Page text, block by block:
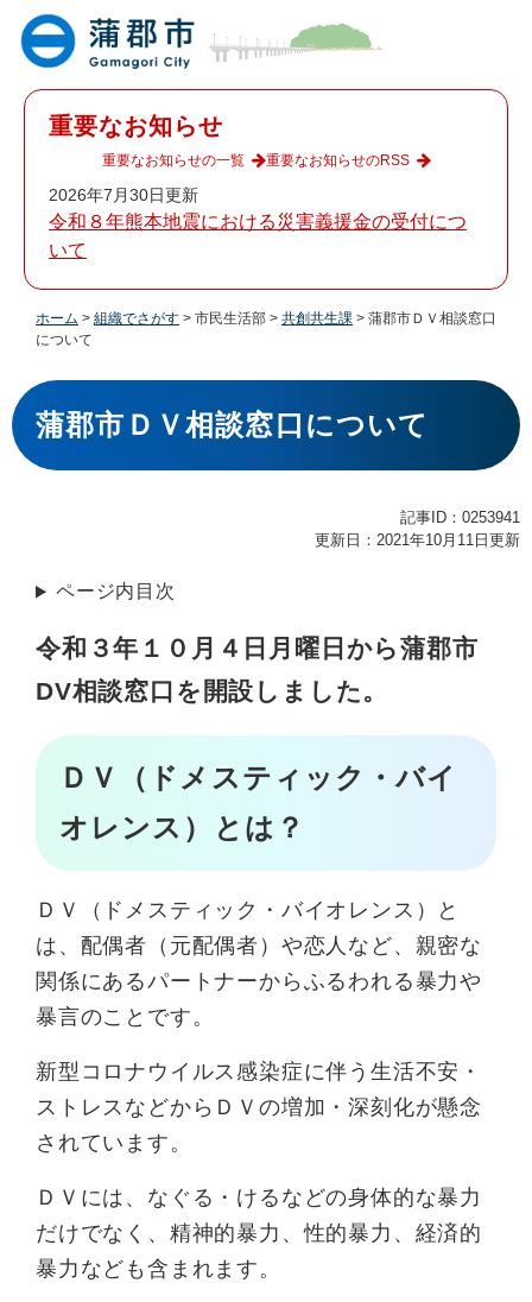
重要なお知らせ
2026年7月30日更新
令和８年熊本地震における災害義援金の受付につ
いて
重要なお知らせの一覧 重要なお知らせのRSS
ホーム > 組織でさがす > 市民生活部 > 共創共生課 > 蒲郡市ＤＶ相談窓口
について
本
文
蒲郡市ＤＶ相談窓口について
記事ID：0253941
更新日：2021年10月11日更新
ページ内目次
令和３年１０月４日月曜日から蒲郡市
DV相談窓口を開設しました。
ＤＶ（ドメスティック・バイ
オレンス）とは？
ＤＶ（ドメスティック・バイオレンス）と
は、配偶者（元配偶者）や恋人など、親密な
関係にあるパートナーからふるわれる暴力や
暴言のことです。
新型コロナウイルス感染症に伴う生活不安・
ストレスなどからＤＶの増加・深刻化が懸念
されています。
ＤＶには、なぐる・けるなどの身体的な暴力
だけでなく、精神的暴力、性的暴力、経済的
暴力なども含まれます。